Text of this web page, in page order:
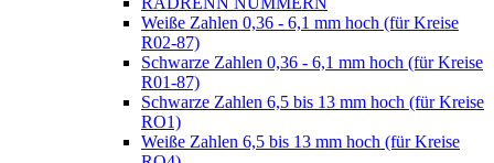
Weiße Zahlen 0,36 - 6,1 mm hoch (für Kreise
R02-87)
Schwarze Zahlen 0,36 - 6,1 mm hoch (für Kreise
R01-87)
Schwarze Zahlen 6,5 bis 13 mm hoch (für Kreise
RO1)
Weiße Zahlen 6,5 bis 13 mm hoch (für Kreise